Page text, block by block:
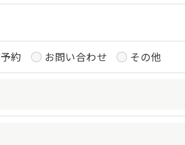
に委託する場合があります。
約 お問い合わせ その他